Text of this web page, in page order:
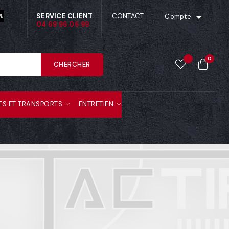
SERVICE CLIENT
04 69 96 06 99
CONTACT Compte 
CHERCHER
0
ET TRANSPORTS ENTRETIEN